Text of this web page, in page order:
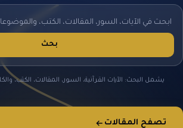
قصص للعبرة
حول الاعجاز
حول السنة
تواصل معنا
في
الموسوعة
بحث
يشمل البحث: الآيات القرآنية، السور، المقالات، الكتب،
تصفح المقالات